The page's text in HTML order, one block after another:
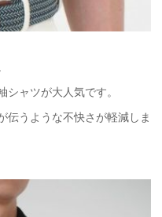
ャツが大人気です。
伝うような不快さが軽減しま